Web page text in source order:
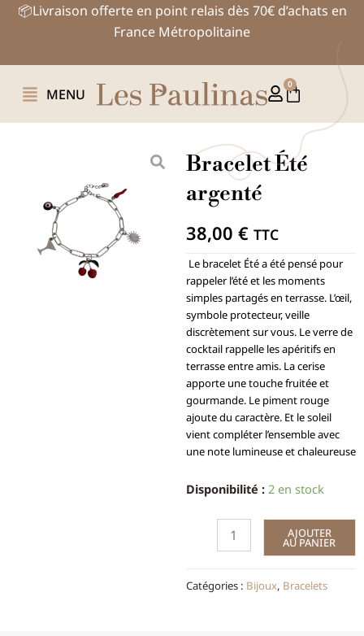
Aller📦Livraison offerte en point relais dès 70€ d’achats en
France Métropolitaine
MENU
0
Panier
Bracelet Été
argenté
38,00 € TTC
Le bracelet Été a été pensé pour
rappeler l’été et les moments
simples partagés en terrasse. L’œil,
symbole protecteur, veille
discrètement sur vous. Le verre de
cocktail rappelle les apéritifs en
terrasse entre amis. La cerise
apporte une touche fruitée et
gourmande. Le piment rouge
ajoute du caractère. Et le soleil
vient compléter l’ensemble avec
une note lumineuse et chaleureuse
Disponibilité : 2 en stock
quantité
Bracelet
argenté
AJOUTER
AU PANIER
Catégories : Bijoux, Bracelets